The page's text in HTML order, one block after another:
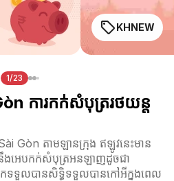
KHNEW
1/23
ការកក់សំបុត្ររថយន្ត
Gòn តាមឡានក្រុង ឥឡូវនេះមាន
អេបកក់សំបុត្រអនឡាញដូចជា
កទទួលបានសិទ្ធិទទួលបានកៅអីក្នុងពេល